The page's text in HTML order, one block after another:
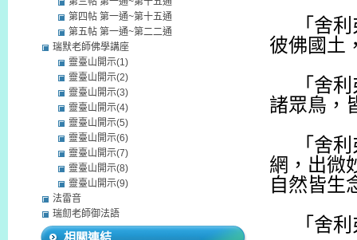
「舍
彼佛國土
「舍
諸眾鳥，
「舍
網，出微
自然皆生
「舍
第四帖 第一通~第十五通
第五帖 第一通~第二二通
瑞默老師佛學講座
靈臺山開示(1)
靈臺山開示(2)
靈臺山開示(3)
靈臺山開示(4)
靈臺山開示(5)
靈臺山開示(6)
靈臺山開示(7)
靈臺山開示(8)
靈臺山開示(9)
法雷音
瑞劎老師御法語
相關連結